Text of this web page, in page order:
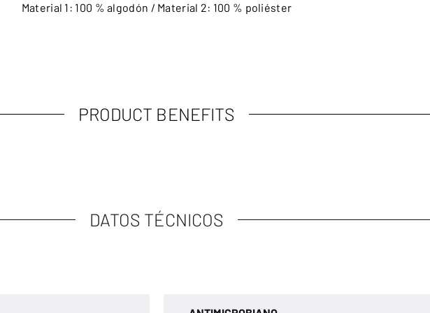
Material 1: 100 % algodón / Material 2: 100 % poliéster
PRODUCT BENEFITS
DATOS TÉCNICOS